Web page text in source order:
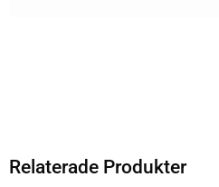
Relaterade Produkter